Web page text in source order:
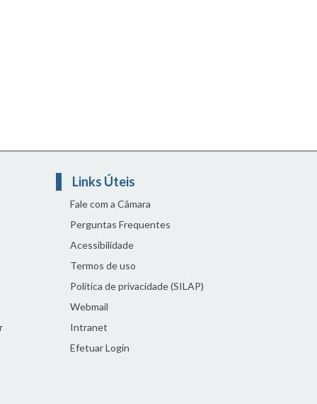
Links Úteis
Fale com a Câmara
Perguntas Frequentes
Acessibilidade
Termos de uso
Política de privacidade (SILAP)
Webmail
Intranet
Efetuar Login